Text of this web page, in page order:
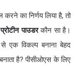
करने का निर्णय लिया है, तो
प्रोटीन पाउडरकौन सा है।
एक विकल्प बनाना बेहद
है? पीसीओएस के लिए